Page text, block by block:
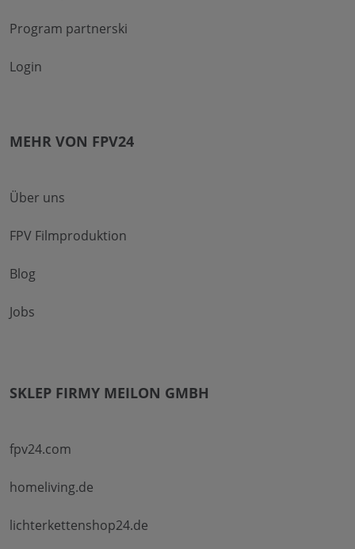
Program partnerski
Login
MEHR VON FPV24
Über uns
FPV Filmproduktion
Blog
Jobs
SKLEP FIRMY MEILON GMBH
fpv24.com
homeliving.de
lichterkettenshop24.de